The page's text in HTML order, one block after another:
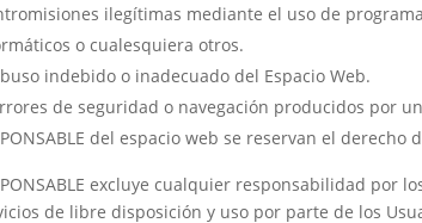
ilegítimas mediante el uso de
o cualesquiera otros.
indebido o inadecuado del Espacio Web.
de seguridad o navegación producidos por
del espacio web se reservan el
excluye cualquier responsabilidad
de libre disposición y uso por parte de los